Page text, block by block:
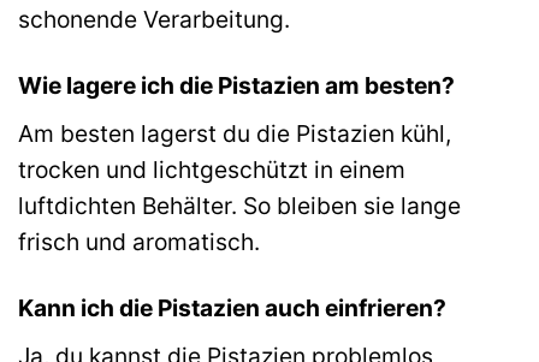
schonende Verarbeitung.
Wie lagere ich die Pistazien am besten?
Am besten lagerst du die Pistazien kühl,
trocken und lichtgeschützt in einem
luftdichten Behälter. So bleiben sie lange
frisch und aromatisch.
Kann ich die Pistazien auch einfrieren?
Ja, du kannst die Pistazien problemlos